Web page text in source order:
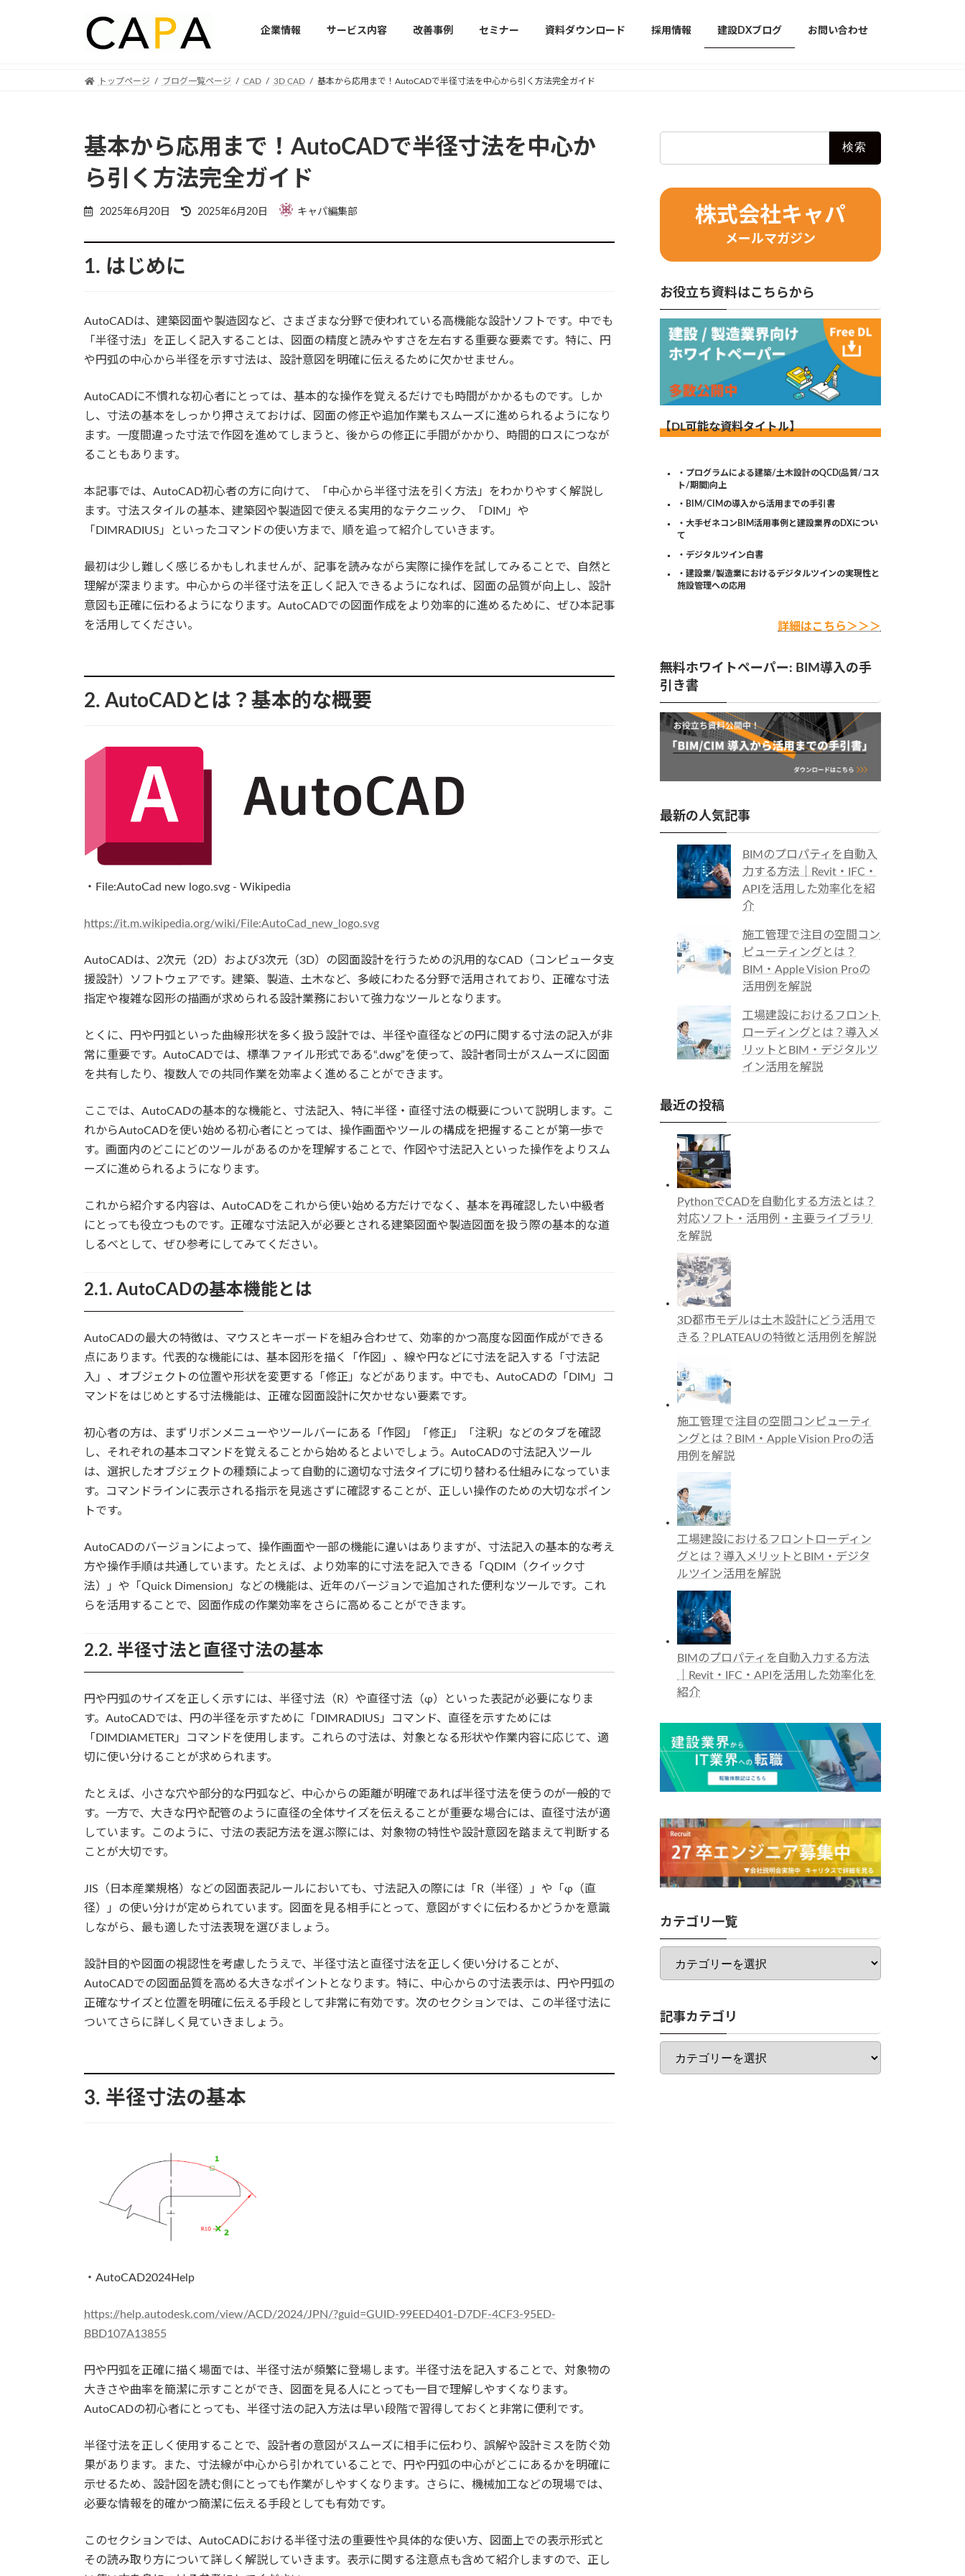
企業情報 サービス内容 改善事例 セミナー 資料ダウンロード 採用情報 建設DXブログ お問い合わせ
トップページ ブログ一覧ページ CAD 3D CAD 基本から応用まで！AutoCADで半径寸法を中心から引く方法完全ガイド
基本から応用まで！AutoCADで半径寸法を中心か
ら引く方法完全ガイド
2025年6月20日
Last
updated
2025年6月20日 キャパ編集部
1. はじめに
AutoCADは、建築図面や製造図など、さまざまな分野で使われている高機能な設計ソフトです。中でも
「半径寸法」を正しく記入することは、図面の精度と読みやすさを左右する重要な要素です。特に、円
や円弧の中心から半径を示す寸法は、設計意図を明確に伝えるために欠かせません。
AutoCADに不慣れな初心者にとっては、基本的な操作を覚えるだけでも時間がかかるものです。しか
し、寸法の基本をしっかり押さえておけば、図面の修正や追加作業もスムーズに進められるようになり
ます。一度間違った寸法で作図を進めてしまうと、後からの修正に手間がかかり、時間的ロスにつなが
ることもあります。
本記事では、AutoCAD初心者の方に向けて、「中心から半径寸法を引く方法」をわかりやすく解説し
ます。寸法スタイルの基本、建築図や製造図で使える実用的なテクニック、「DIM」や
「DIMRADIUS」といったコマンドの使い方まで、順を追って紹介していきます。
最初は少し難しく感じるかもしれませんが、記事を読みながら実際に操作を試してみることで、自然と
理解が深まります。中心からの半径寸法を正しく記入できるようになれば、図面の品質が向上し、設計
意図も正確に伝わるようになります。AutoCADでの図面作成をより効率的に進めるために、ぜひ本記事
を活用してください。
2. AutoCADとは？基本的な概要
・File:AutoCad new logo.svg - Wikipedia
https://it.m.wikipedia.org/wiki/File:AutoCad_new_logo.svg
AutoCADは、2次元（2D）および3次元（3D）の図面設計を行うための汎用的なCAD（コンピュータ支
援設計）ソフトウェアです。建築、製造、土木など、多岐にわたる分野で活用されており、正確な寸法
指定や複雑な図形の描画が求められる設計業務において強力なツールとなります。
とくに、円や円弧といった曲線形状を多く扱う設計では、半径や直径などの円に関する寸法の記入が非
常に重要です。AutoCADでは、標準ファイル形式である“.dwg”を使って、設計者同士がスムーズに図面
を共有したり、複数人での共同作業を効率よく進めることができます。
ここでは、AutoCADの基本的な機能と、寸法記入、特に半径・直径寸法の概要について説明します。こ
れからAutoCADを使い始める初心者にとっては、操作画面やツールの構成を把握することが第一歩で
す。画面内のどこにどのツールがあるのかを理解することで、作図や寸法記入といった操作をよりスム
ーズに進められるようになります。
これから紹介する内容は、AutoCADをこれから使い始める方だけでなく、基本を再確認したい中級者
にとっても役立つものです。正確な寸法記入が必要とされる建築図面や製造図面を扱う際の基本的な道
しるべとして、ぜひ参考にしてみてください。
2.1. AutoCADの基本機能とは
AutoCADの最大の特徴は、マウスとキーボードを組み合わせて、効率的かつ高度な図面作成ができる
点にあります。代表的な機能には、基本図形を描く「作図」、線や円などに寸法を記入する「寸法記
入」、オブジェクトの位置や形状を変更する「修正」などがあります。中でも、AutoCADの「DIM」コ
マンドをはじめとする寸法機能は、正確な図面設計に欠かせない要素です。
初心者の方は、まずリボンメニューやツールバーにある「作図」「修正」「注釈」などのタブを確認
し、それぞれの基本コマンドを覚えることから始めるとよいでしょう。AutoCADの寸法記入ツール
は、選択したオブジェクトの種類によって自動的に適切な寸法タイプに切り替わる仕組みになっていま
す。コマンドラインに表示される指示を見逃さずに確認することが、正しい操作のための大切なポイン
トです。
AutoCADのバージョンによって、操作画面や一部の機能に違いはありますが、寸法記入の基本的な考え
方や操作手順は共通しています。たとえば、より効率的に寸法を記入できる「QDIM（クイック寸
法）」や「Quick Dimension」などの機能は、近年のバージョンで追加された便利なツールです。これ
らを活用することで、図面作成の作業効率をさらに高めることができます。
2.2. 半径寸法と直径寸法の基本
円や円弧のサイズを正しく示すには、半径寸法（R）や直径寸法（φ）といった表記が必要になりま
す。AutoCADでは、円の半径を示すために「DIMRADIUS」コマンド、直径を示すためには
「DIMDIAMETER」コマンドを使用します。これらの寸法は、対象となる形状や作業内容に応じて、適
切に使い分けることが求められます。
たとえば、小さな穴や部分的な円弧など、中心からの距離が明確であれば半径寸法を使うのが一般的で
す。一方で、大きな円や配管のように直径の全体サイズを伝えることが重要な場合には、直径寸法が適
しています。このように、寸法の表記方法を選ぶ際には、対象物の特性や設計意図を踏まえて判断する
ことが大切です。
JIS（日本産業規格）などの図面表記ルールにおいても、寸法記入の際には「R（半径）」や「φ（直
径）」の使い分けが定められています。図面を見る相手にとって、意図がすぐに伝わるかどうかを意識
しながら、最も適した寸法表現を選びましょう。
設計目的や図面の視認性を考慮したうえで、半径寸法と直径寸法を正しく使い分けることが、
AutoCADでの図面品質を高める大きなポイントとなります。特に、中心からの寸法表示は、円や円弧の
正確なサイズと位置を明確に伝える手段として非常に有効です。次のセクションでは、この半径寸法に
ついてさらに詳しく見ていきましょう。
3. 半径寸法の基本
・AutoCAD2024Help
https://help.autodesk.com/view/ACD/2024/JPN/?guid=GUID-99EED401-D7DF-4CF3-95ED-
BBD107A13855
円や円弧を正確に描く場面では、半径寸法が頻繁に登場します。半径寸法を記入することで、対象物の
大きさや曲率を簡潔に示すことができ、図面を見る人にとっても一目で理解しやすくなります。
AutoCADの初心者にとっても、半径寸法の記入方法は早い段階で習得しておくと非常に便利です。
半径寸法を正しく使用することで、設計者の意図がスムーズに相手に伝わり、誤解や設計ミスを防ぐ効
果があります。また、寸法線が中心から引かれていることで、円や円弧の中心がどこにあるかを明確に
示せるため、設計図を読む側にとっても作業がしやすくなります。さらに、機械加工などの現場では、
必要な情報を的確かつ簡潔に伝える手段としても有効です。
このセクションでは、AutoCADにおける半径寸法の重要性や具体的な使い方、図面上での表示形式と
その読み取り方について詳しく解説していきます。表示に関する注意点も含めて紹介しますので、正し
株式会社キャパ
メールマガジン
お役立ち資料はこちらから
【DL可能な資料タイトル】
・プログラムによる建築/土木設計のQCD(品質/コス
ト/期間)向上
・BIM/CIMの導入から活用までの手引書
・大手ゼネコンBIM活用事例と建設業界のDXについ
て
・デジタルツイン白書
・建設業/製造業におけるデジタルツインの実現性と
施設管理への応用
詳細はこちら＞＞＞
無料ホワイトペーパー: BIM導入の手
引き書
最新の人気記事
BIMのプロパティを自動入
力する方法｜Revit・IFC・
APIを活用した効率化を紹
介
施工管理で注目の空間コン
ピューティングとは？
BIM・Apple Vision Proの
活用例を解説
工場建設におけるフロント
ローディングとは？導入メ
リットとBIM・デジタルツ
イン活用を解説
最近の投稿
PythonでCADを自動化する方法とは？
対応ソフト・活用例・主要ライブラリ
を解説
3D都市モデルは土木設計にどう活用で
きる？PLATEAUの特徴と活用例を解説
施工管理で注目の空間コンピューティ
ングとは？BIM・Apple Vision Proの活
用例を解説
工場建設におけるフロントローディン
グとは？導入メリットとBIM・デジタ
ルツイン活用を解説
BIMのプロパティを自動入力する方法
｜Revit・IFC・APIを活用した効率化を
紹介
カテゴリ一覧
カ
ゴ
一
覧
記事カテゴリ
記
カ